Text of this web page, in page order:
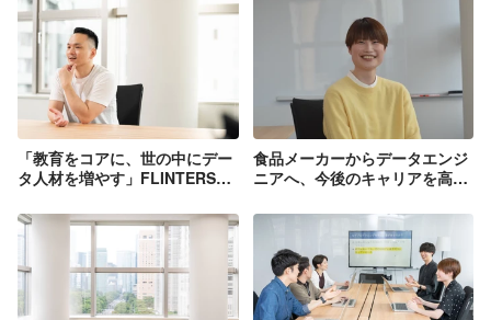
「教育をコアに、世の中にデー
タ人材を増やす」FLINTERS
食品メーカーからデータエンジ
ニアへ、今後のキャリアを高め